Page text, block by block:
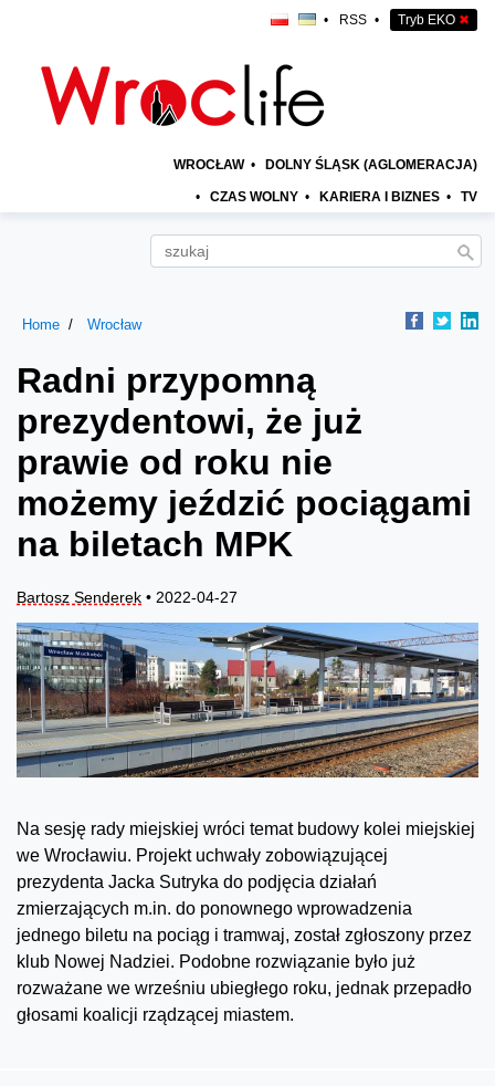
• RSS • Tryb EKO ✖
WROCŁAW • DOLNY ŚLĄSK (AGLOMERACJA)
• CZAS WOLNY • KARIERA I BIZNES • TV
Home Wrocław
Radni przypomną
prezydentowi, że już
prawie od roku nie
możemy jeździć pociągami
na biletach MPK
Bartosz Senderek • 2022-04-27
Na sesję rady miejskiej wróci temat budowy kolei miejskiej
we Wrocławiu. Projekt uchwały zobowiązującej
prezydenta Jacka Sutryka do podjęcia działań
zmierzających m.in. do ponownego wprowadzenia
jednego biletu na pociąg i tramwaj, został zgłoszony przez
klub Nowej Nadziei. Podobne rozwiązanie było już
rozważane we wrześniu ubiegłego roku, jednak przepadło
głosami koalicji rządzącej miastem.